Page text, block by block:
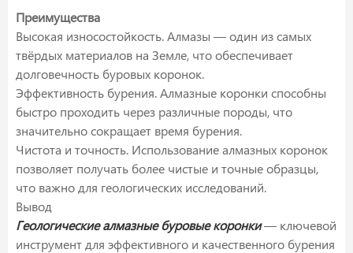
Преимущества
Высокая износостойкость. Алмазы — один из самых
твёрдых материалов на Земле, что обеспечивает
долговечность буровых коронок.
Эффективность бурения. Алмазные коронки способны
быстро проходить через различные породы, что
значительно сокращает время бурения.
Чистота и точность. Использование алмазных коронок
позволяет получать более чистые и точные образцы,
что важно для геологических исследований.
Вывод
Геологические алмазные буровые коронки— ключевой
инструмент для эффективного и качественного бурения